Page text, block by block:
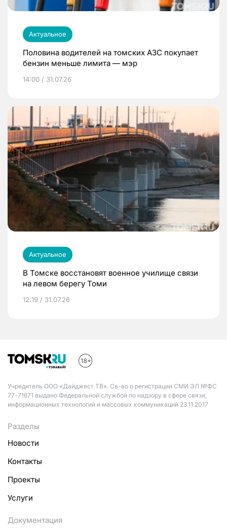
Актуальное
Половина водителей на томских АЗС покупает
бензин меньше лимита — мэр
14:00 / 31.07.26
Актуальное
В Томске восстановят военное училище связи
на левом берегу Томи
12:19 / 31.07.26
Учредитель ООО «Дайджест ТВ». Св-во о регистрации СМИ ЭЛ №ФС
77-71671 выдано Федеральной службой по надзору в сфере связи,
информационных технологий и массовых коммуникаций 23.11.2017
Разделы
Новости
Контакты
Проекты
Услуги
Документация